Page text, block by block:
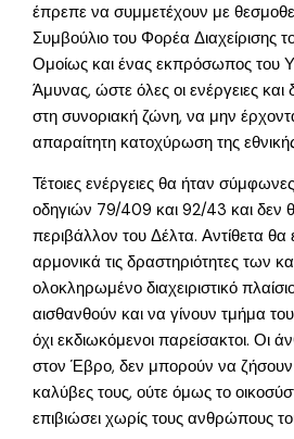
έπρεπε να συμμετέχουν με
Συμβούλιο του Φορέα Διαχείρισης
Ομοίως και ένας εκπρόσωπος του
Άμυνας, ώστε όλες οι ενέργειες
στη συνοριακή ζώνη, να μην
απαραίτητη κατοχύρωση της
Τέτοιες ενέργειες θα ήταν
οδηγιών 79/409 και 92/43 και δεν
περιβάλλον του Δέλτα. Αντίθετα
αρμονικά τις δραστηριότητες των
ολοκληρωμένο διαχειριστικό
αισθανθούν και να γίνουν τμήμα
όχι εκδιωκόμενοι παρείσακτοι. Οι
στον Έβρο, δεν μπορούν να ζήσουν
καλύβες τους, ούτε όμως το
επιβιώσει χωρίς τους ανθρώπους